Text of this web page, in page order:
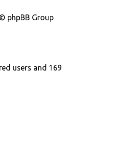
phpBB Group
users and 169